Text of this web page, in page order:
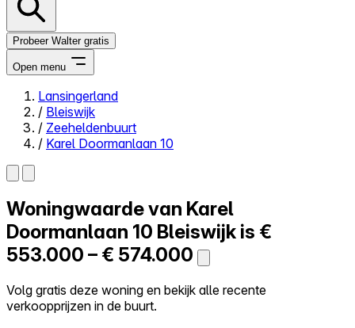
Probeer Walter gratis
Open menu
Close menu
Zelf kopen
Alles-in-één
Reviews
Prijzen
Log in
Probeer Walter gratis
Lansingerland
/ Bleiswijk
/ Zeeheldenbuurt
/ Karel Doormanlaan 10
Woningwaarde van Karel
Doormanlaan 10 Bleiswijk is €
553.000 – € 574.000
Volg gratis deze woning en bekijk alle recente
verkoopprijzen in de buurt.